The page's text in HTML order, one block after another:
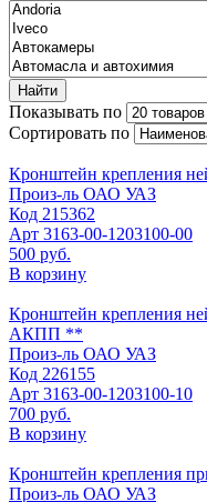
Найти
Показывать по
Сортировать по
Кронштейн крепления
Произ-ль ОАО УАЗ
Код 215362
Арт 3163-00-1203100-00
500 руб.
В корзину
Кронштейн крепления
АКПП **
Произ-ль ОАО УАЗ
Код 226155
Арт 3163-00-1203100-10
700 руб.
В корзину
Кронштейн крепления
Произ-ль ОАО УАЗ